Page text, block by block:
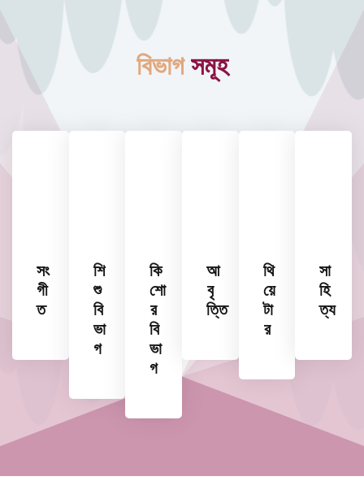
বিভাগ সমূহ
সং
গী
ত
শি
শু
বি
ভা
গ
কি
শো
র
বি
ভা
গ
আ
বৃ
ত্তি
থি
য়ে
টা
র
সা
হি
ত্য